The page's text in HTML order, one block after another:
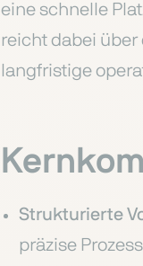
eine schnelle
reicht dabei
langfristige
Strukturierte
präzise